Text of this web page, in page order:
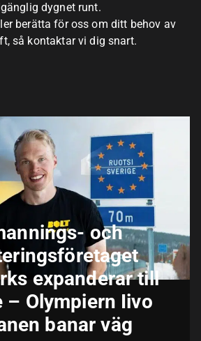
dygnet runt.
berätta för oss om ditt behov av
så kontaktar vi dig snart.
och
expanderar till
– Olympiern Iivo
banar väg